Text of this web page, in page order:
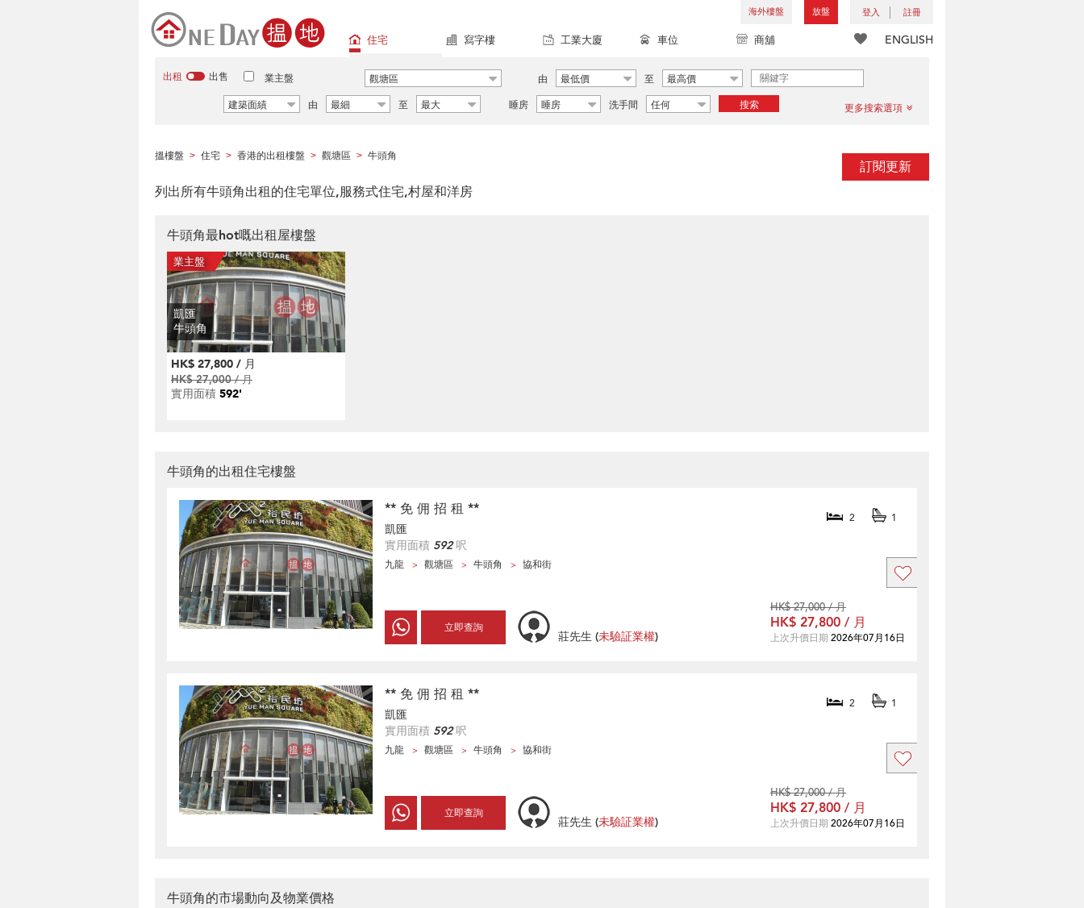
海外樓盤 放盤 登入 註冊
ENGLISH
住宅 寫字樓 工業大廈 車位 商舖
出租 出售 業主盤 觀塘區 由 最低價 至
最高價
建築面績
由 最細 至 最大 睡房 睡房 洗手間 任何 搜索 更多搜索選項
搵樓盤 > 住宅 > 香港的出租樓盤 > 觀塘區 > 牛頭角
訂閱更新
列出所有牛頭角出租的住宅單位,服務式住宅,村屋和洋房
牛頭角最hot嘅出租屋樓盤
凱匯
牛頭角
HK$ 27,800 / 月
HK$ 27,000 / 月
實用面積 592'
牛頭角的出租住宅樓盤
** 免 佣 招 租 ** 2 1
凱匯
實用面積 592呎
九龍 觀塘區 牛頭角 協和街
立即查詢
莊先生 (未驗証業權)
HK$ 27,000 / 月
HK$ 27,800 / 月
上次升價日期 2026年07月16日
** 免 佣 招 租 ** 2 1
凱匯
實用面積 592呎
九龍 觀塘區 牛頭角 協和街
立即查詢
莊先生 (未驗証業權)
HK$ 27,000 / 月
HK$ 27,800 / 月
上次升價日期 2026年07月16日
牛頭角的市場動向及物業價格